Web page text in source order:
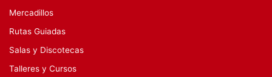
Mercadillos
Rutas Guiadas
Salas y Discotecas
Talleres y Cursos